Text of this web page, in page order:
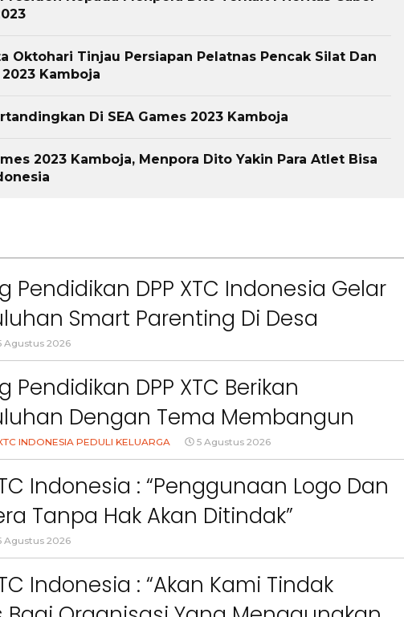
Oktohari Tinjau Persiapan Pelatnas Pencak Silat Dan
Kamboja
Di SEA Games 2023 Kamboja
2023 Kamboja, Menpora Dito Yakin Para Atlet Bisa
Pendidikan DPP XTC Indonesia Gelar
Smart Parenting Di Desa
KBB
Agustus 2026
Pendidikan DPP XTC Berikan
Dengan Tema Membangun
Tua Dalam Menjaga
Anak Di Era Digital
INDONESIA PEDULI KELUARGA 5 Agustus 2026
Indonesia : “Penggunaan Logo Dan
Tanpa Hak Akan Ditindak”
Agustus 2026
Indonesia : “Akan Kami Tindak